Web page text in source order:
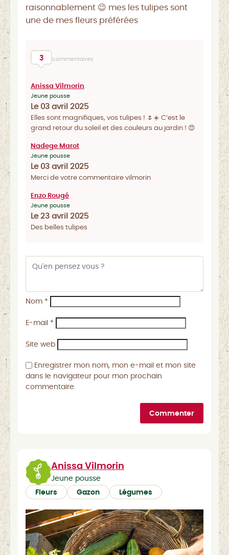
raisonnablement 😉 mes les tulipes sont
une de mes fleurs préférées
3 commentaires
Anissa Vilmorin
Jeune pousse
Le 03 avril 2025
Elles sont magnifiques, vos tulipes ! 🌷☀️ C’est le
grand retour du soleil et des couleurs au jardin ! 😍
Nadege Marot
Jeune pousse
Le 03 avril 2025
Merci de votre commentaire vilmorin
Enzo Rougé
Jeune pousse
Le 23 avril 2025
Des belles tulipes
Nom *
E-mail *
Site web
Enregistrer mon nom, mon e-mail et mon site
dans le navigateur pour mon prochain
commentaire.
Commenter
Anissa Vilmorin
Jeune pousse
Fleurs
Gazon Légumes